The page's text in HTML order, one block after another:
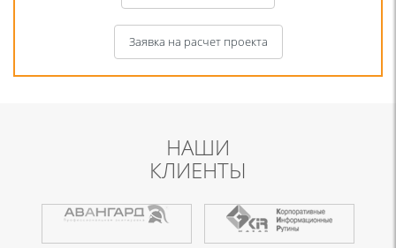
Заявка на расчет проекта
НАШИ
КЛИЕНТЫ